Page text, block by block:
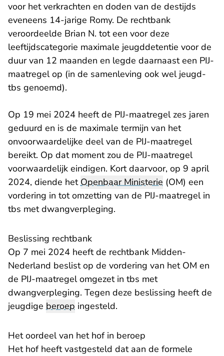
voor het verkrachten en doden van de destijds
eveneens 14-jarige Romy. De rechtbank
veroordeelde Brian N. tot een voor deze
leeftijdscategorie maximale jeugddetentie voor de
duur van 12 maanden en legde daarnaast een PIJ-
maatregel op (in de samenleving ook wel jeugd-
tbs genoemd).
Op 19 mei 2024 heeft de PIJ-maatregel zes jaren
geduurd en is de maximale termijn van het
onvoorwaardelijke deel van de PIJ-maatregel
bereikt. Op dat moment zou de PIJ-maatregel
voorwaardelijk eindigen. Kort daarvoor, op 9 april
2024, diende hetOpenbaar Ministerie (OM) een
vordering in tot omzetting van de PIJ-maatregel in
tbs met dwangverpleging.
Beslissing rechtbank
Op 7 mei 2024 heeft de rechtbank Midden-
Nederland beslist op de vordering van het OM en
de PIJ-maatregel omgezet in tbs met
dwangverpleging. Tegen deze beslissing heeft de
jeugdige beroep ingesteld.
Het oordeel van het hof in beroep
Het hof heeft vastgesteld dat aan de formele